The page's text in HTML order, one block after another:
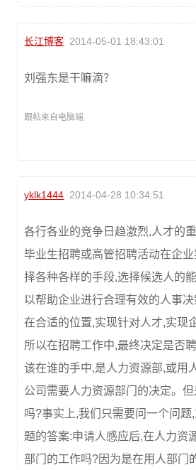
长江博客 2014-05-01 18:43:01
刘强东是干嘛滴？
跟帖来自电脑端
yklk1444 2014-04-28 10:34:51
各行各业的竞争日趋激烈,人才的
毕业生招聘或高管招聘活动在企
择各种各样的手段,选择候选人的
以帮助企业进行合理有效的人事
在合适的位置,实现针对人才,实现
所以在招聘工作中,最终决定是否
该在谁的手中,是人力资源部,或用
公司需要人力资源部门的决定。
吗?事实上,我们只需要问一个问题
题的答案:申请人感应后,在人力资
部门的工作吗?因为是在用人部门